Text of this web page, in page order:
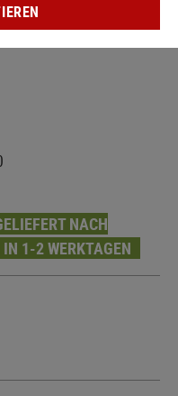
NACH
IN 1-2 WERKTAGEN